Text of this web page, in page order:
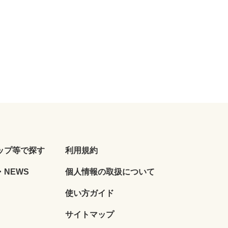
プ等で探す
NEWS
利用規約
個人情報の取扱について
使い方ガイド
サイトマップ